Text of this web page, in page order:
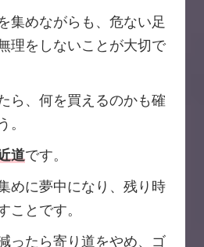
集めながらも、危ない足
理をしないことが大切で
ら、何を買えるのかも確
。
道です。
めに夢中になり、残り時
ことです。
ったら寄り道をやめ、ゴ